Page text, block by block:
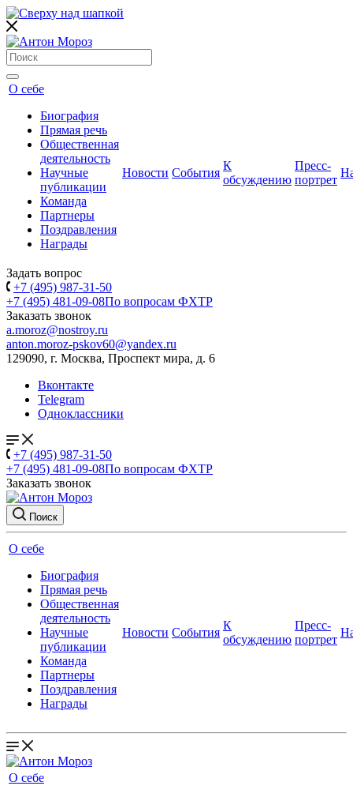
О себе
Биография
Прямая речь
Общественная
деятельность
Научные
публикации
Команда
Партнеры
Поздравления
Награды
Новости События
К
обсуждению
Пресс-
портрет
Задать вопрос
+7 (495) 987-31-50
+7 (495) 481-09-08По вопросам ФХТР
Заказать звонок
a.moroz@nostroy.ru
anton.moroz-pskov60@yandex.ru
129090, г. Москва, Проспект мира, д. 6
Вконтакте
Telegram
Одноклассники
+7 (495) 987-31-50
+7 (495) 481-09-08По вопросам ФХТР
Заказать звонок
Поиск
О себе
Биография
Прямая речь
Общественная
деятельность
Научные
публикации
Команда
Партнеры
Поздравления
Награды
Новости События
К
обсуждению
Пресс-
портрет
О себе